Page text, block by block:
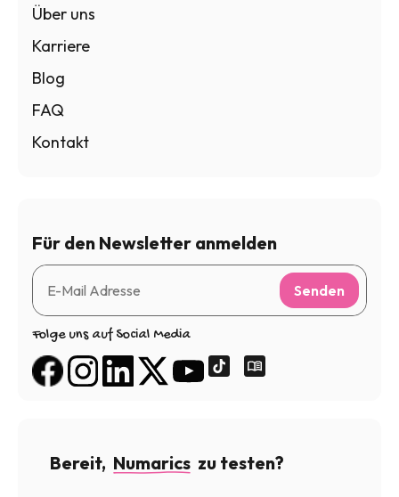
Über uns
Karriere
Blog
FAQ
Kontakt
Für den Newsletter anmelden
Senden
Folge uns auf Social Media
Bereit, Numarics zu testen?